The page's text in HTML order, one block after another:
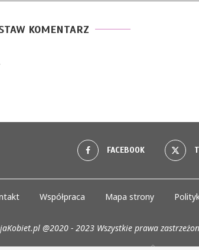
KOMENTARZ
FACEBOOK
Współpraca Mapa strony
@2020 - 2023 Wszystkie prawa